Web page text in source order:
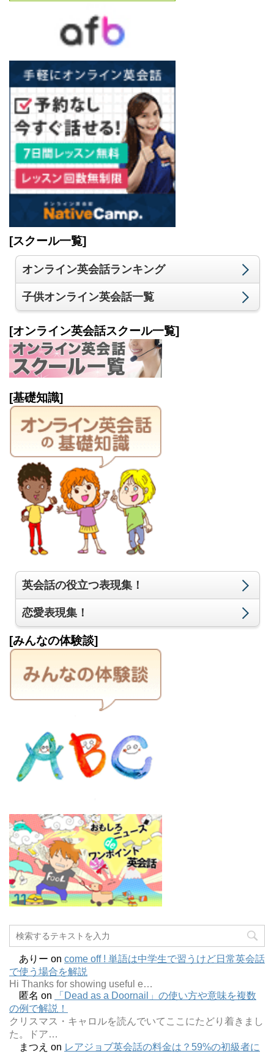
[スクール一覧]
オンライン英会話ランキング
子供オンライン英会話一覧
[オンライン英会話スクール一覧]
[基礎知識]
英会話の役立つ表現集！
恋愛表現集！
[みんなの体験談]
ありー on come off ! 単語は中学生で習うけど日常英会話
で使う場合を解説
Hi Thanks for showing useful e…
匿名 on
「Dead as a Doornail」の使い方や意味を複数
の例で解説！
クリスマス・キャロルを読んでいてここにたどり着きまし
た。ドア…
まつえ on レアジョブ英会話の料金は？59%の初級者に